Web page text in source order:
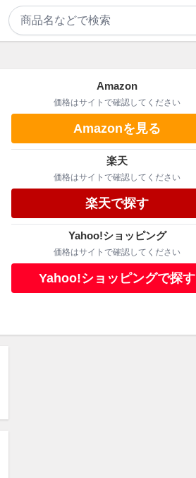
Amazon
価格はサイトで確認してください
Amazonを見る
楽天
価格はサイトで確認してください
楽天で探す
Yahoo!ショッピング
価格はサイトで確認してください
Yahoo!ショッピングで探す